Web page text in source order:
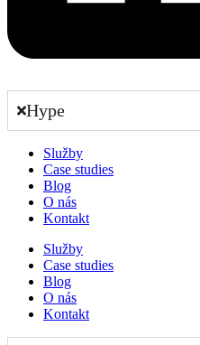
Hype
Služby
Case studies
Blog
O nás
Kontakt
Služby
Case studies
Blog
O nás
Kontakt